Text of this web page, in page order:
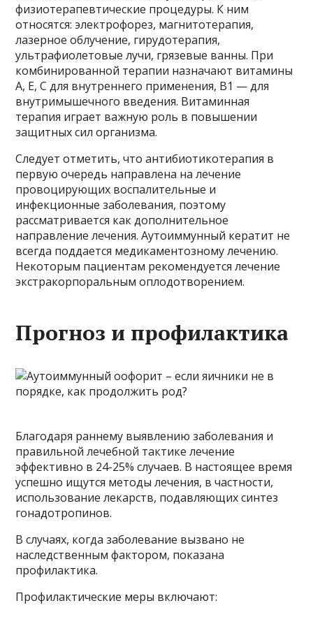
физиотерапевтические процедуры. К ним
относятся: электрофорез, магнитотерапия,
лазерное облучение, гирудотерапия,
ультрафиолетовые лучи, грязевые ванны. При
комбинированной терапии назначают витамины
А, Е, С для внутреннего применения, В1 — для
внутримышечного введения. Витаминная
терапия играет важную роль в повышении
защитных сил организма.
Следует отметить, что антибиотикотерапия в
первую очередь направлена ​​на лечение
провоцирующих воспалительные и
инфекционные заболевания, поэтому
рассматривается как дополнительное
направление лечения. Аутоиммунный кератит не
всегда поддается медикаментозному лечению.
Некоторым пациентам рекомендуется лечение
экстракорпоральным оплодотворением.
Прогноз и профилактика
Благодаря раннему выявлению заболевания и
правильной лечебной тактике лечение
эффективно в 24-25% случаев. В настоящее время
успешно ищутся методы лечения, в частности,
использование лекарств, подавляющих синтез
гонадотропинов.
В случаях, когда заболевание вызвано не
наследственным фактором, показана
профилактика.
Профилактические меры включают: